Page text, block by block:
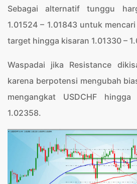
Sebagai alternatif tunggu
1.01524 – 1.01843 untuk
target hingga kisaran 1.01330 –
Waspadai jika Resistance
karena berpotensi mengubah
mengangkat USDCHF
1.02358.